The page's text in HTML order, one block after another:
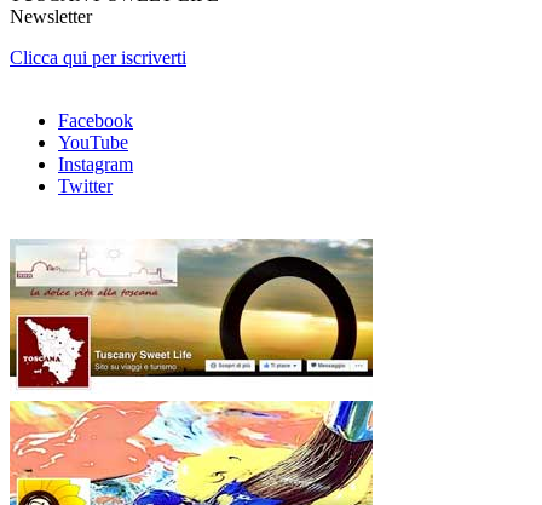
Newsletter
Clicca qui per iscriverti
Facebook
YouTube
Instagram
Twitter